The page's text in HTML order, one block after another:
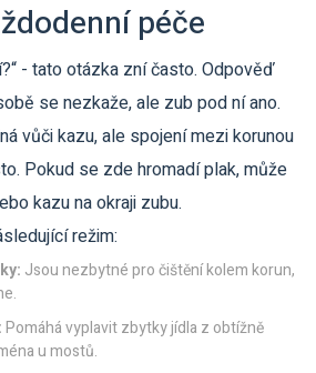
péče
- tato otázka zní často. Odpověď
se nezkaže, ale zub pod ní ano.
vůči kazu, ale spojení mezi korunou
Pokud se zde hromadí plak, může
kazu na okraji zubu.
režim:
Jsou nezbytné pro čištění kolem korun,
Pomáhá vyplavit zbytky jídla z obtížně
u mostů.